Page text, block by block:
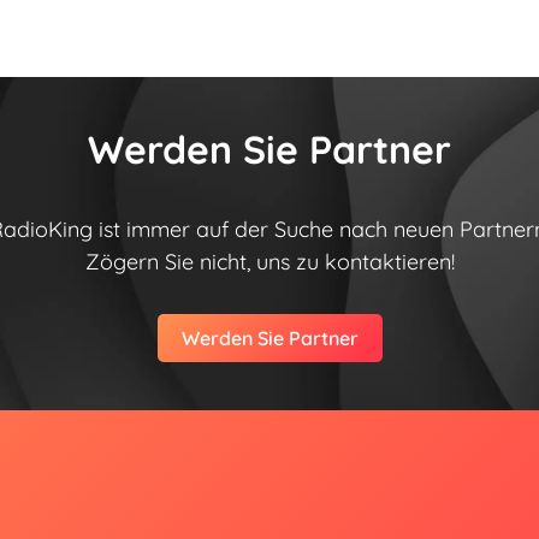
Werden Sie Partner
ist immer auf der Suche nach neuen
Zögern Sie nicht, uns zu kontaktieren!
Werden Sie Partner